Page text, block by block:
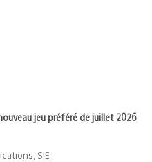
jeu préféré de juillet 2026
SIE